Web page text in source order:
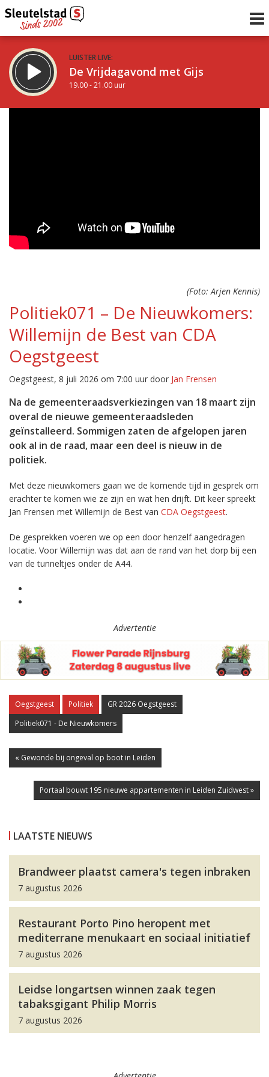
LUISTER LIVE:
De Vrijdagavond met Gijs
19.00 - 21.00 uur
(Foto: Arjen Kennis)
Politiek071 – De Nieuwkomers:
Willemijn de Best van CDA
Oegstgeest
Oegstgeest, 8 juli 2026 om 7:00 uur door Jan Frensen
Na de gemeenteraadsverkiezingen van 18 maart zijn
overal de nieuwe gemeenteraadsleden
geïnstalleerd. Sommigen zaten de afgelopen jaren
ook al in de raad, maar een deel is nieuw in de
politiek.
Met deze nieuwkomers gaan we de komende tijd in gesprek om
erachter te komen wie ze zijn en wat hen drijft. Dit keer spreekt
Jan Frensen met Willemijn de Best van CDA Oegstgeest.
De gesprekken voeren we op een door henzelf aangedragen
locatie. Voor Willemijn was dat aan de rand van het dorp bij een
van de tunneltjes onder de A44.
Advertentie
Oegstgeest Politiek
GR 2026 Oegstgeest
Politiek071 - De Nieuwkomers
« Gewonde bij ongeval op boot in Leiden
Portaal bouwt 195 nieuwe appartementen in Leiden Zuidwest »
LAATSTE NIEUWS
Brandweer plaatst camera's tegen inbraken
7 augustus 2026
Restaurant Porto Pino heropent met
mediterrane menukaart en sociaal initiatief
7 augustus 2026
Leidse longartsen winnen zaak tegen
tabaksgigant Philip Morris
7 augustus 2026